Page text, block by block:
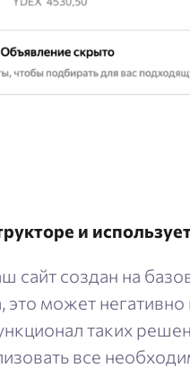
и
сайт создан на
может негативно
таких
все